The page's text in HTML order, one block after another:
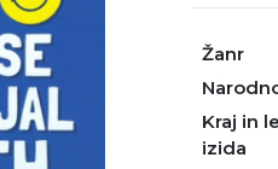
Žanr
Kraj in leto
izida